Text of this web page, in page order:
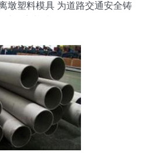
墩塑料模具 为道路交通安全铸